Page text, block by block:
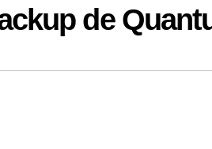
de